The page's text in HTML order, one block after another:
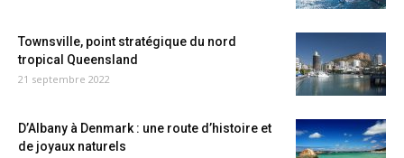
Townsville, point stratégique du nord
tropical Queensland
21 septembre 2022
D’Albany à Denmark : une route d’histoire et
de joyaux naturels